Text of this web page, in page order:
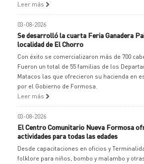
Leer más
03-08-2026
Se desarrolló la cuarta Feria Ganadera
localidad de El Chorro
Con éxito se comercializaron más de 700
Fueron un total de 55 familias de los
Matacos las que ofrecieron su hacienda en
por el Gobierno de Formosa.
Leer más
03-08-2026
El Centro Comunitario Nueva Formosa
actividades para todas las edades
Desde capacitaciones en oficios y
folklore para niños, bombo y malambo y